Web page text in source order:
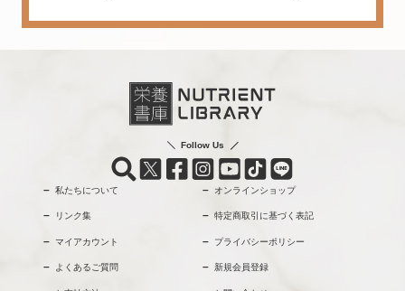
Follow Us
私たちについて オンラインショップ
リンク集 特定商取引に基づく表記
マイアカウント プライバシーポリシー
よくあるご質問 新規会員登録